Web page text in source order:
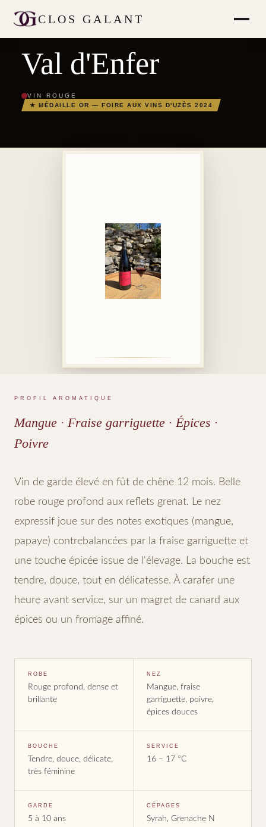
CLOS GALANT
Val d'Enfer
VIN ROUGE
★ MÉDAILLE OR — FOIRE AUX VINS D'UZÈS 2024
PROFIL AROMATIQUE
Mangue · Fraise garriguette · Épices ·
Poivre
Vin de garde élevé en fût de chêne 12 mois. Belle
robe rouge profond aux reflets grenat. Le nez
expressif joue sur des notes exotiques (mangue,
papaye) contrebalancées par la fraise garriguette et
une touche épicée issue de l'élevage. La bouche est
tendre, douce, tout en délicatesse. À carafer une
heure avant service, sur un magret de canard aux
épices ou un fromage affiné.
ROBE
Rouge profond, dense et
brillante
NEZ
Mangue, fraise
garriguette, poivre,
épices douces
BOUCHE
Tendre, douce, délicate,
très féminine
SERVICE
16 – 17 °C
GARDE
5 à 10 ans
CÉPAGES
Syrah, Grenache N